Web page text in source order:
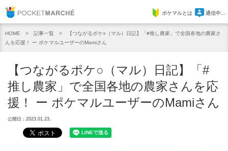
Pocket Marcheポケマルとは 通信中...
HOME 記事一覧
【つながるポケ○（マル）日記】「#推し農家」で全国各地の農家さ
んを応援！ ー ポケマルユーザーのMamiさん
【つながるポケ○（マル）日記】「#
推し農家」で全国各地の農家さんを応
援！ ー ポケマルユーザーのMamiさん
公開日：2023.01.23.